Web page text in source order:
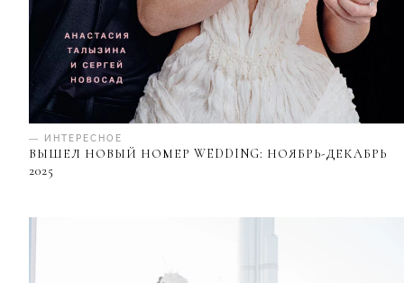
— ИНТЕРЕСНОЕ
ВЫШЕЛ НОВЫЙ НОМЕР WEDDING: НОЯБРЬ-ДЕКАБРЬ
2025